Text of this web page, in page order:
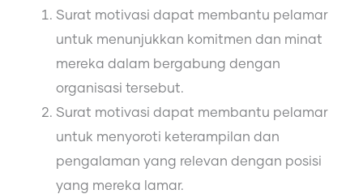
Surat motivasi dapat membantu pelamar
untuk menunjukkan komitmen dan minat
mereka dalam bergabung dengan
organisasi tersebut.
Surat motivasi dapat membantu pelamar
untuk menyoroti keterampilan dan
pengalaman yang relevan dengan posisi
yang mereka lamar.